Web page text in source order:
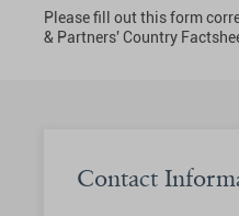
Please fill out this form
& Partners' Country
Contact